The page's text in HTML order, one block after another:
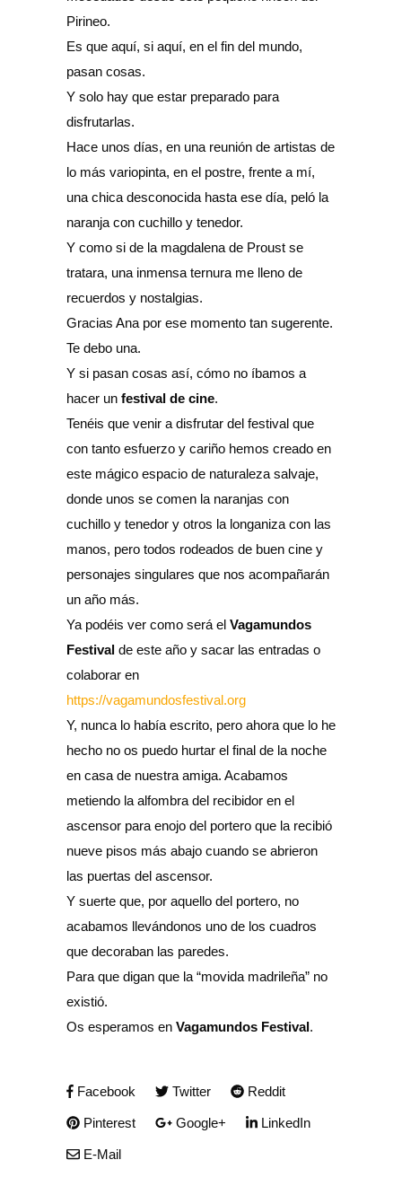
Pirineo.
Es que aquí, si aquí, en el fin del mundo,
pasan cosas.
Y solo hay que estar preparado para
disfrutarlas.
Hace unos días, en una reunión de artistas de
lo más variopinta, en el postre, frente a mí,
una chica desconocida hasta ese día, peló la
naranja con cuchillo y tenedor.
Y como si de la magdalena de Proust se
tratara, una inmensa ternura me lleno de
recuerdos y nostalgias.
Gracias Ana por ese momento tan sugerente.
Te debo una.
Y si pasan cosas así, cómo no íbamos a
hacer un festival de cine.
Tenéis que venir a disfrutar del festival que
con tanto esfuerzo y cariño hemos creado en
este mágico espacio de naturaleza salvaje,
donde unos se comen la naranjas con
cuchillo y tenedor y otros la longaniza con las
manos, pero todos rodeados de buen cine y
personajes singulares que nos acompañarán
un año más.
Ya podéis ver como será el Vagamundos
Festival de este año y sacar las entradas o
colaborar en
https://vagamundosfestival.org
Y, nunca lo había escrito, pero ahora que lo he
hecho no os puedo hurtar el final de la noche
en casa de nuestra amiga. Acabamos
metiendo la alfombra del recibidor en el
ascensor para enojo del portero que la recibió
nueve pisos más abajo cuando se abrieron
las puertas del ascensor.
Y suerte que, por aquello del portero, no
acabamos llevándonos uno de los cuadros
que decoraban las paredes.
Para que digan que la “movida madrileña” no
existió.
Os esperamos en Vagamundos Festival.
Facebook Twitter Reddit
Pinterest Google+ LinkedIn
E-Mail